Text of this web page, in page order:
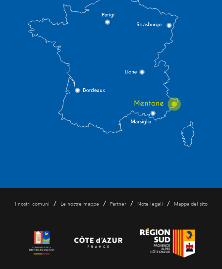
I nostri comuni / Le nostre mappe / Partner / Note legali / Mappa del sito